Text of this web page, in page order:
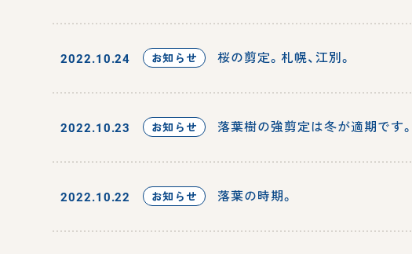
2022.10.24 お知らせ 桜の剪定。札幌、江別。
2022.10.23 お知らせ 落葉樹の強剪定は冬が適期です。
2022.10.22 お知らせ 落葉の時期。